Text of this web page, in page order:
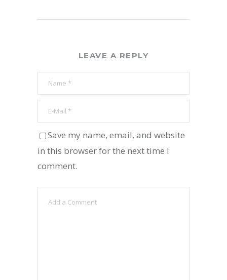
LEAVE A REPLY
Save my name, email, and website
in this browser for the next time I
comment.